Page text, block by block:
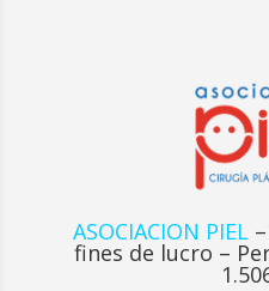
ASOCIACION PIEL–
fines de lucro –